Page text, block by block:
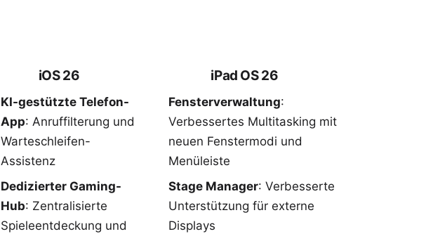
iOS 26
KI-gestützte Telefon-
App: Anruffilterung und
Warteschleifen-
Assistenz
Dedizierter Gaming-
Hub: Zentralisierte
Spieleentdeckung und
iPad OS 26
Fensterverwaltung:
Verbessertes Multitasking mit
neuen Fenstermodi und
Menüleiste
Stage Manager: Verbesserte
Unterstützung für externe
Displays